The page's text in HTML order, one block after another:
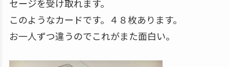
セージを受け取れます。
このようなカードです。４８枚あります。
お一人ずつ違うのでこれがまた面白い。